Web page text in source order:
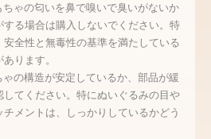
ゃの匂いを鼻で嗅いで臭いがないか
る場合は購入しないでください。特
全性と無毒性の基準を満たしている
ります。
の構造が安定しているか、部品が緩
してください。特にぬいぐるみの目や
メントは、しっかりしているかどう